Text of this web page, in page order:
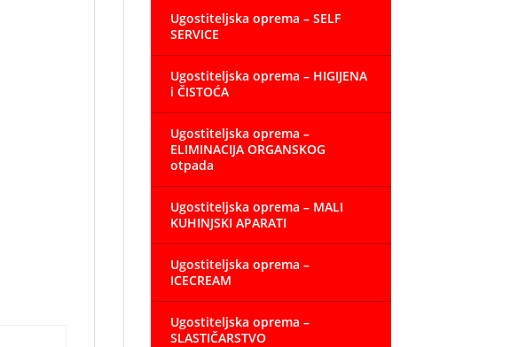
Ugostiteljska oprema – SELF
SERVICE
Ugostiteljska oprema – HIGIJENA
i ČISTOĆA
Ugostiteljska oprema –
ELIMINACIJA ORGANSKOG
otpada
Ugostiteljska oprema – MALI
KUHINJSKI APARATI
Ugostiteljska oprema –
ICECREAM
Ugostiteljska oprema –
SLASTIČARSTVO